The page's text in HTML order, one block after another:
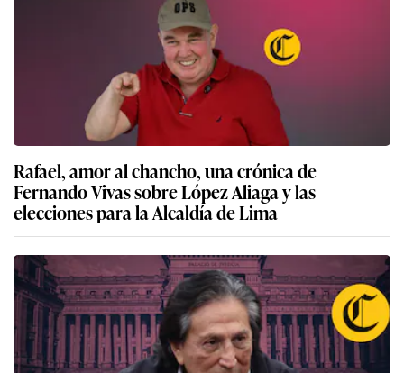
Rafael, amor al chancho, una crónica de
Fernando Vivas sobre López Aliaga y las
elecciones para la Alcaldía de Lima